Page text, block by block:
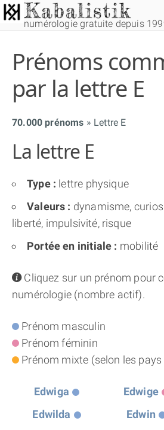
numérologie gratuite depuis
Prénoms
par la lettre E
70.000 prénoms Lettre E
La lettre E
Type : lettre physique
Valeurs : dynamisme,
liberté, impulsivité, risque
Portée en initiale : mobilité
infoCliquez sur un prénom pour
numérologie (nombre actif).
Prénom masculin
Prénom féminin
Prénom mixte (selon les
Edwiga
Edwige
Edwilda
Edwin
THÈME
THÈME
THÈME «
EXPLORER LA
70.000